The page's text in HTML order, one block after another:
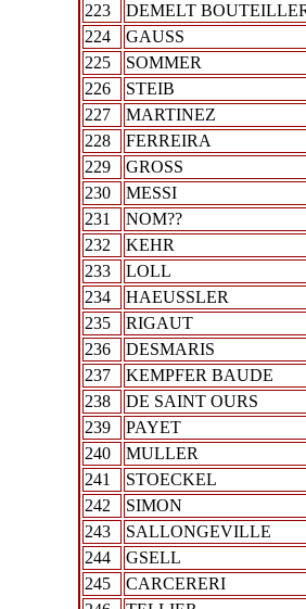
223
DEMELT
224
GAUSS
225
SOMMER
226
STEIB
227
MARTINEZ
228
FERREIRA
229
GROSS
230
MESSI
231
NOM??
232
KEHR
233
LOLL
234
HAEUSSLER
235
RIGAUT
236
DESMARIS
237
KEMPFER BAUDE
238
DE SAINT OURS
239
PAYET
240
MULLER
241
STOECKEL
242
SIMON
243
SALLONGEVILLE
244
GSELL
245
CARCERERI